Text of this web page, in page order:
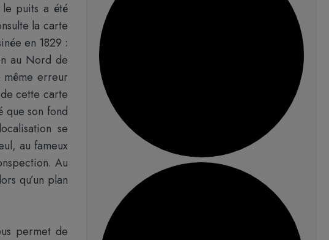
puits a été
la carte
en 1829 :
au Nord de
erreur
cette carte
que son fond
se
au fameux
Au
qu’un plan
permet de